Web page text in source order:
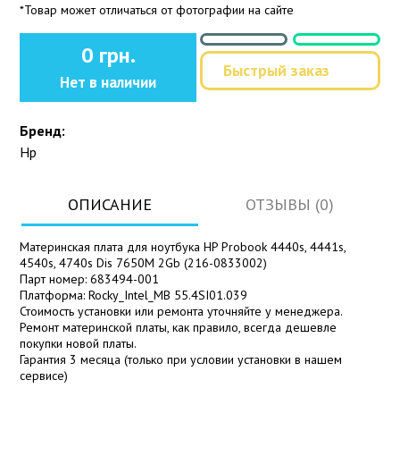
*Товар может отличаться от фотографии на сайте
0 грн.
Нет в наличии
Быстрый заказ
Бренд:
Hp
ОПИСАНИЕ ОТЗЫВЫ (0)
Материнская плата для ноутбука HP Probook 4440s, 4441s,
4540s, 4740s Dis 7650M 2Gb (216-0833002)
Парт номер: 683494-001
Платформа: Rocky_Intel_MB 55.4SI01.039
Стоимость установки или ремонта уточняйте у менеджера.
Ремонт материнской платы, как правило, всегда дешевле
покупки новой платы.
Гарантия 3 месяца (только при условии установки в нашем
сервисе)